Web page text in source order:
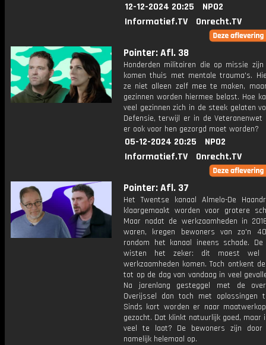
12-12-2024 20:25
NPO2
Informatief.TV
Onrecht.TV
Pointer: Afl. 38
Honderden militairen die op missie
komen thuis met mentale trauma's.
ze niet alleen zelf mee te maken,
gezinnen worden hiermee belast. Hoe
veel gezinnen zich in de steek gelaten
Defensie, terwijl er in de
er ook voor hen gezorgd moet worden?
05-12-2024 20:25
NPO2
Informatief.TV
Onrecht.TV
Pointer: Afl. 37
Het Twentse kanaal Almelo-De
klaargemaakt worden voor grotere
Maar nadat de werkzaamheden in
waren, kregen bewoners van zo'n
rondom het kanaal ineens schade. De
wisten het zeker: dit moest wel
werkzaamheden komen. Toch ontkent
tot op de dag van vandaag in veel
Na jarenlang gesteggel met de
Overijssel dan toch met oplossingen
Sinds kort worden er naar
gezocht. Dat klinkt natuurlijk goed, maar
veel te laat? De bewoners zijn
namelijk helemaal op.